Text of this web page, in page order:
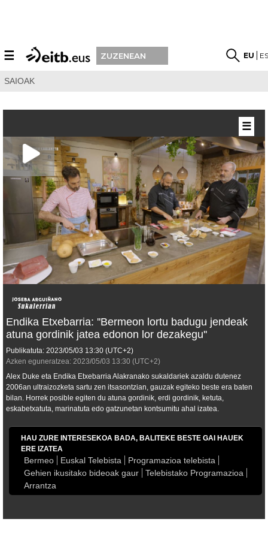
☰ ZUZENEAN EU
SAIOAK
Endika Etxebarria: ''Bermeon lortu badugu jendeak
atuna gordinik jatea edonon lor dezakegu''
Publikatuta: 2023/05/03 13:30 (UTC+2)
Azken eguneratzea: 2023/05/03 13:30 (UTC+2)
Alex Duke eta Endika Etxebarria Alakranako sukaldariek azaldu dutenez
2006an ultraizozketa sartu zen itsasontzian, gauzak egiteko beste era baten
bilan. Horrek posible egiten du atuna gordinik, erdi gordinik, ketuta,
eskabetxatuta, marinatuta edo gatzunetan kontsumitu ahal izatea.
HAU ZURE INTERESEKOA BADA, BALITEKE BESTE GAI HAUEK
ERE IZATEA
Bermeo Euskal Telebista
Programazioa telebista
Gehien ikusitako bideoak gaur
Telebistako Programazioa
Arrantza
☰